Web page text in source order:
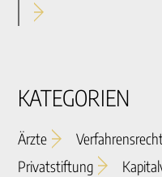
KATEGORIEN
Ärzte
Privatstiftung